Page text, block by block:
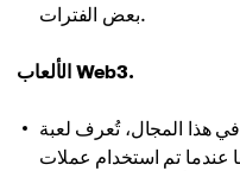
بعض الفترات.
الألعاب Web3.
في هذا المجال، تُعرف لعبة Axie Infinity بأنها جعلت
عندما تم استخدام عملات